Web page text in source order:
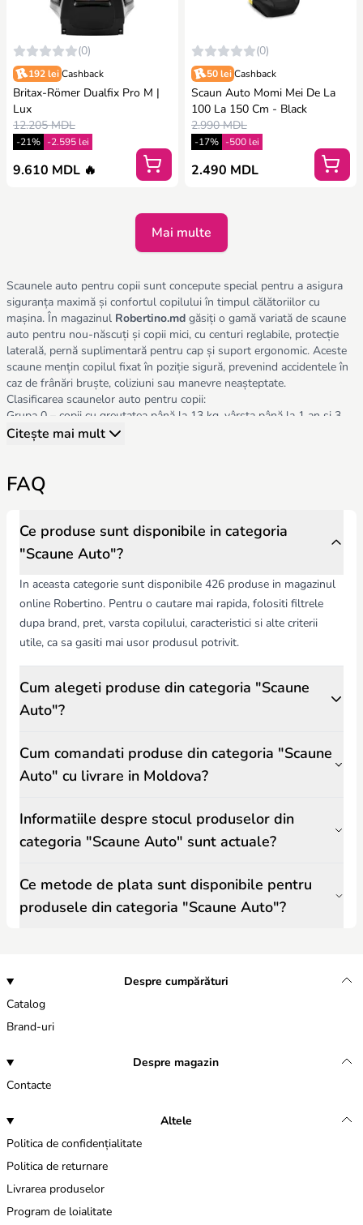
(0)
192 lei Cashback
Britax-Römer Dualfix Pro M |
Lux
12.205 MDL
-21% -2.595 lei
9.610 MDL 🔥
(0)
50 lei Cashback
Scaun Auto Momi Mei De La
100 La 150 Cm - Black
2.990 MDL
-17% -500 lei
2.490 MDL
Mai multe
Scaunele auto pentru copii sunt concepute special pentru a asigura
siguranța maximă și confortul copilului în timpul călătoriilor cu
mașina. În magazinul Robertino.md găsiți o gamă variată de scaune
auto pentru nou-născuți și copii mici, cu centuri reglabile, protecție
laterală, pernă suplimentară pentru cap și suport ergonomic. Aceste
scaune mențin copilul fixat în poziție sigură, prevenind accidentele în
caz de frânări bruște, coliziuni sau manevre neașteptate.
Clasificarea scaunelor auto pentru copii:
Grupa 0 – copii cu greutatea până la 13 kg, vârsta până la 1 an și 3
luni;
Grupa 3 – copii 22-36 kg, între 4 și 10 ani.
În magazinul
copilul crește. Părinții pot alege între scaune clasice cu laterale și
centuri integrate sau modele tip coș (shell) pentru nou-născuți, care
pot fi folosite și pentru transportul manual.
Atunci când alegeți un scaun auto pentru copil, trebuie să țineți cont
Siguranță și protecție– centuri reglabile, sisteme Isofix, protecție
laterală și materiale absorbante;
Confort și ergonomie– scaun moale, suport pentru cap, poziție
compatibile cu toate autoturismele;
Accesorii suplimentare
– pernă de susținere, huse ușor de curățat,
pentru calitate, siguranță și durabilitate. Acestea oferă părinților
liniștea necesară și protecție completă, asigurând că fiecare călătorie
Citește mai mult
FAQ
Ce produse sunt disponibile in categoria
"Scaune Auto"?
In aceasta categorie sunt disponibile 426 produse in magazinul
online Robertino. Pentru o cautare mai rapida, folositi filtrele
dupa brand, pret, varsta copilului, caracteristici si alte criterii
utile, ca sa gasiti mai usor produsul potrivit.
Cum alegeti produse din categoria "Scaune
Auto"?
Cum comandati produse din categoria "Scaune
Auto" cu livrare in Moldova?
Informatiile despre stocul produselor din
categoria "Scaune Auto" sunt actuale?
Ce metode de plata sunt disponibile pentru
produsele din categoria "Scaune Auto"?
Despre cumpărături
Catalog
Brand-uri
Despre magazin
Contacte
Altele
Politica de confidențialitate
Politica de returnare
Livrarea produselor
Program de loialitate